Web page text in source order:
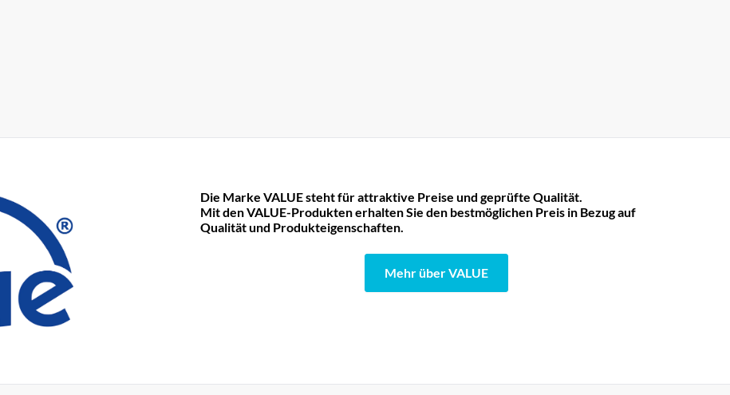
Die Marke VALUE steht für attraktive Preise und geprüfte Qualität.
Mit den VALUE-Produkten erhalten Sie den bestmöglichen Preis in Bezug auf
Qualität und Produkteigenschaften.
Mehr über VALUE